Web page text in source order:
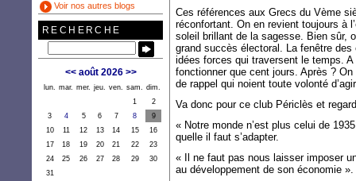
Ces références aux Grecs du Vème
réconfortant. On en revient toujours à
soleil brillant de la sagesse. Bien sûr,
grand succès électoral. La fenêtre
idées forces qui traversent le temps.
fonctionner que cent jours. Après ?
de rappel qui noient toute volonté
Va donc pour ce club Périclès et
« Notre monde n’est plus celui de
quelle il faut s’adapter.
« Il ne faut pas nous laisser imposer
au développement de son économie ».
Voir nos autres blogs
RECHERCHE
<< août 2026 >>
lun. mar. mer. jeu. ven. sam.
dim.
1
2
3
4 5 6 7 8
9
10
11 12 13 14 15
16
17
18 19 20 21 22
23
24
25 26 27 28 29
30
31